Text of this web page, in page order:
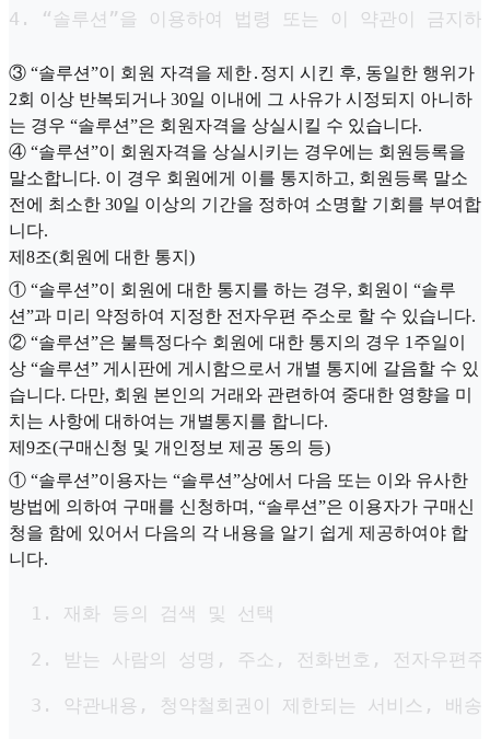
4. “솔루션”을 이용하여 법령 또는 이 약관이 금지
③ “솔루션”이 회원 자격을 제한․정지 시킨 후, 동일한 행위가
2회 이상 반복되거나 30일 이내에 그 사유가 시정되지 아니하
는 경우 “솔루션”은 회원자격을 상실시킬 수 있습니다.
④ “솔루션”이 회원자격을 상실시키는 경우에는 회원등록을
말소합니다. 이 경우 회원에게 이를 통지하고, 회원등록 말소
전에 최소한 30일 이상의 기간을 정하여 소명할 기회를 부여합
니다.
제8조(회원에 대한 통지)
① “솔루션”이 회원에 대한 통지를 하는 경우, 회원이 “솔루
션”과 미리 약정하여 지정한 전자우편 주소로 할 수 있습니다.
② “솔루션”은 불특정다수 회원에 대한 통지의 경우 1주일이
상 “솔루션” 게시판에 게시함으로서 개별 통지에 갈음할 수 있
습니다. 다만, 회원 본인의 거래와 관련하여 중대한 영향을 미
치는 사항에 대하여는 개별통지를 합니다.
제9조(구매신청 및 개인정보 제공 동의 등)
① “솔루션”이용자는 “솔루션”상에서 다음 또는 이와 유사한
방법에 의하여 구매를 신청하며, “솔루션”은 이용자가 구매신
청을 함에 있어서 다음의 각 내용을 알기 쉽게 제공하여야 합
니다.
  1. 재화 등의 검색 및 선택
2. 받는 사람의 성명, 주소, 전화번호, 전자우편
3. 약관내용, 청약철회권이 제한되는 서비스, 배